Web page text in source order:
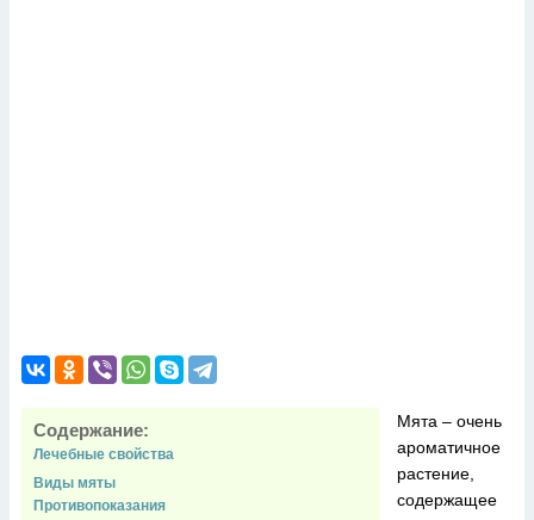
Содержание:
Лечебные свойства
Виды мяты
Противопоказания
Мята – очень
ароматичное
растение,
содержащее